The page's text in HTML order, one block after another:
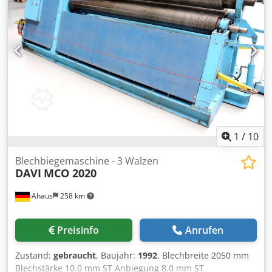
Arbeitslänge: 3 100 mm Biegeleistung: 100 T Verfahrweg:
172 mm Abstand zwischen Tisch und Rahmen: 450 mm
Arbeitsgeschwindigkeit: 100 mm/s
Rücklaufgeschwindigkeit: 110 mm/s Dcsdpfx Ajrfx Utec Isk
Achsen: automatisch X1, X2, Y1, Y2, Z1, Z2, R Werkzeuge:
Verfügbar Gewicht: 7 T Sonstiges: Neuer Bildschirm vor
kurzem ersetzt, Tastatur für die Benutzerfreundlichkeit
angebracht. Wenn Sie weitere Fragen haben, werden wir
1 / 10
Ahaus 258 km
Blechbiegemaschine - 3 Walzen
DAVI MCO 2020
Preisinfo Anrufen
Zustand: gebraucht, Baujahr: 1992, Blechbreite 2050 mm
Blechstärke 10.0 mm ST Anbiegung 8.0 mm ST